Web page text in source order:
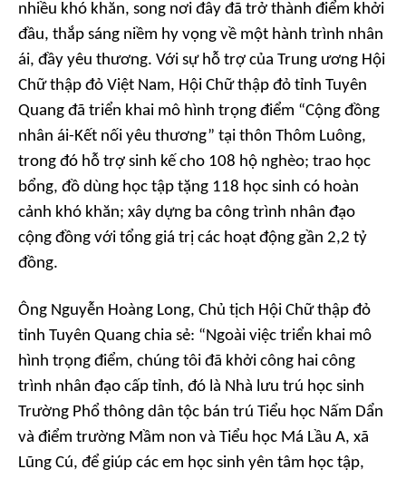
nhiều khó khăn, song nơi đây đã trở thành điểm khởi
đầu, thắp sáng niềm hy vọng về một hành trình nhân
ái, đầy yêu thương. Với sự hỗ trợ của Trung ương Hội
Chữ thập đỏ Việt Nam, Hội Chữ thập đỏ tỉnh Tuyên
Quang đã triển khai mô hình trọng điểm “Cộng đồng
nhân ái-Kết nối yêu thương” tại thôn Thôm Luông,
trong đó hỗ trợ sinh kế cho 108 hộ nghèo; trao học
bổng, đồ dùng học tập tặng 118 học sinh có hoàn
cảnh khó khăn; xây dựng ba công trình nhân đạo
cộng đồng với tổng giá trị các hoạt động gần 2,2 tỷ
đồng.
Ông Nguyễn Hoàng Long, Chủ tịch Hội Chữ thập đỏ
tỉnh Tuyên Quang chia sẻ: “Ngoài việc triển khai mô
hình trọng điểm, chúng tôi đã khởi công hai công
trình nhân đạo cấp tỉnh, đó là Nhà lưu trú học sinh
Trường Phổ thông dân tộc bán trú Tiểu học Nấm Dẩn
và điểm trường Mầm non và Tiểu học Má Lầu A, xã
Lũng Cú, để giúp các em học sinh yên tâm học tập,